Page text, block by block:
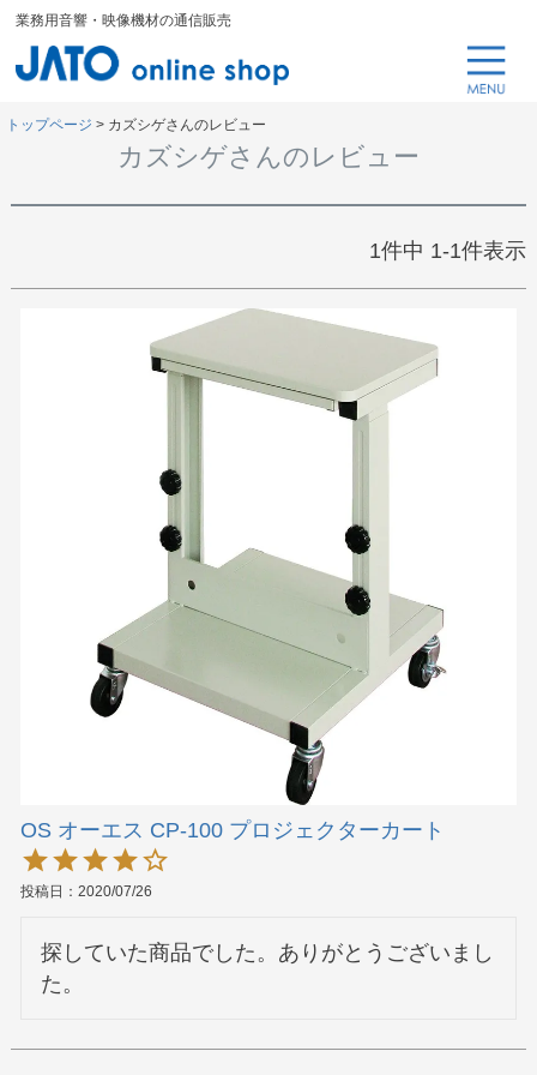
業務用音響・映像機材の通信販売
トップページ カズシゲさんのレビュー
カズシゲさんのレビュー
1件中 1-1件表示
OS オーエス CP-100 プロジェクターカート
投稿日 2020/07/26
探していた商品でした。ありがとうございまし
た。